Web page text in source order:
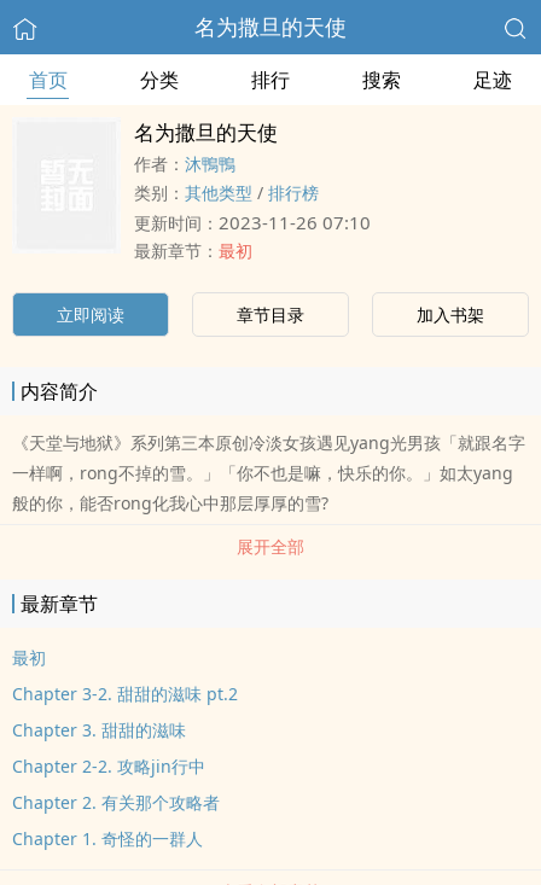
名为撒旦的天使
首页 分类 排行 搜索 足迹
名为撒旦的天使
作者： 沐鴨鴨
类别： 其他类型 / 排行榜
更新时间： 2023-11-26 07:10
最新章节： 最初
立即阅读 章节目录 加入书架
内容简介
《天堂与地狱》系列第三本原创冷淡女孩遇见yang光男孩「就跟名字
一样啊，rong不掉的雪。」「你不也是嘛，快乐的你。」如太yang
般的你，能否rong化我心中那层厚厚的雪?
展开全部
最新章节
最初
Chapter 3-2. 甜甜的滋味 pt.2
Chapter 3. 甜甜的滋味
Chapter 2-2. 攻略jin行中
Chapter 2. 有关那个攻略者
Chapter 1. 奇怪的一群人